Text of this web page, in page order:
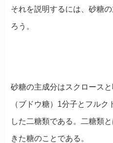
それを説明するには、砂糖
ろう。
砂糖の主成分はスクロース
（ブドウ糖）1分子とフル
した二糖類である。二糖類
きた糖のことである。